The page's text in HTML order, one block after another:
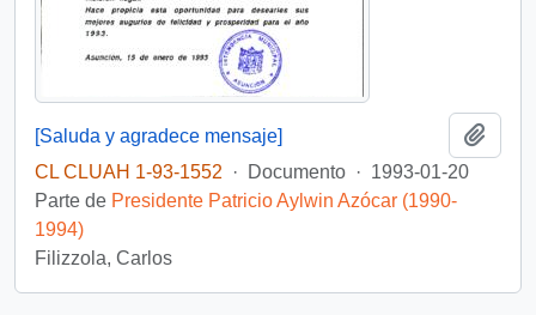
[Saluda y agradece mensaje]
CL CLUAH 1-93-1552
· Documento · 1993-01-20
Parte de Presidente Patricio Aylwin Azócar (1990-
1994)
Filizzola, Carlos